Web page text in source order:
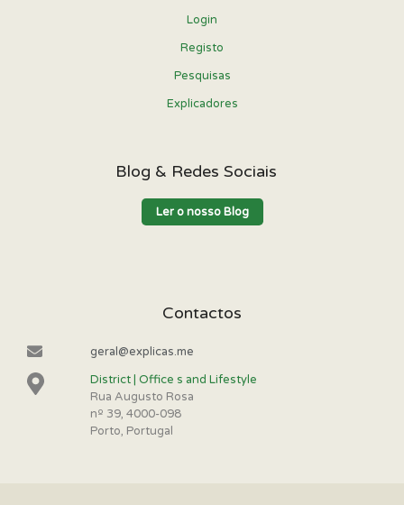
Login
Registo
Pesquisas
Explicadores
Blog & Redes Sociais
Ler o nosso Blog
Contactos
geral@explicas.me
District | Office s and Lifestyle
Rua Augusto Rosa
nº 39, 4000-098
Porto, Portugal